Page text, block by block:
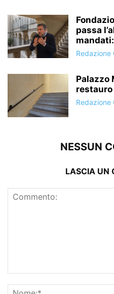
passa
Redazione
Palazzo
restauro
Redazione
NESSUN
LASCIA UN